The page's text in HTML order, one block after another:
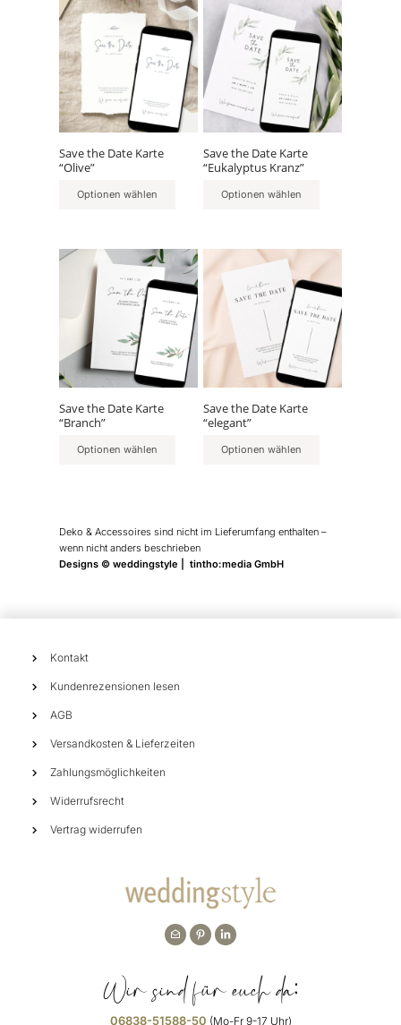
Save the Date Karte
“Olive”
Optionen wählen
Save the Date Karte
“Eukalyptus Kranz”
Optionen wählen
Save the Date Karte
“Branch”
Optionen wählen
Save the Date Karte
“elegant”
Optionen wählen
Deko & Accessoires sind nicht im Lieferumfang enthalten –
wenn nicht anders beschrieben
Designs © weddingstyle | tintho:media GmbH
Kontakt
Kundenrezensionen lesen
AGB
Versandkosten & Lieferzeiten
Zahlungsmöglichkeiten
Widerrufsrecht
Vertrag widerrufen
Wir sind für euch da:
06838-51588-50 (Mo-Fr 9-17 Uhr)